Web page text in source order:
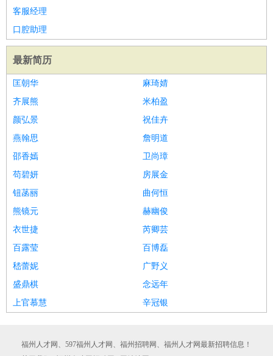
客服经理
口腔助理
最新简历
匡朝华
麻琦婧
齐展熊
米柏盈
颜弘景
祝佳卉
燕翰思
詹明道
邵香嫣
卫尚璋
苟碧妍
房展金
钮菡丽
曲何恒
熊镜元
赫幽俊
衣世捷
芮卿芸
百露莹
百博磊
嵇蕾妮
广野义
盛鼎棋
念远年
上官慕慧
辛冠银
福州人才网、597福州人才网、福州招聘网、福州人才网最新招聘信息！